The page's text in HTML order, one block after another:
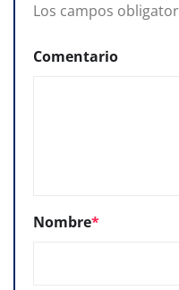
Los campos
Comentario
Nombre*